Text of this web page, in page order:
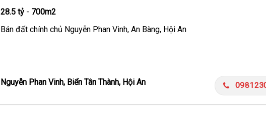
28.5 tỷ - 700m2
Bán đất chính chủ Nguyễn Phan Vinh, An Bàng, Hội An
Nguyễn Phan Vinh, Biển Tân Thành, Hội An